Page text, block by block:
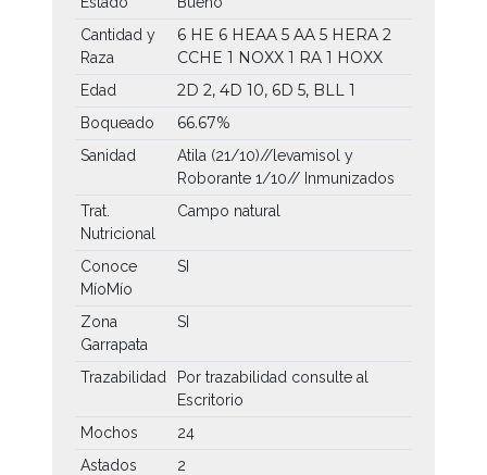
Cantidad y
Raza
6 HE 6 HEAA 5 AA 5 HERA 2
CCHE 1 NOXX 1 RA 1 HOXX
Edad 2D 2, 4D 10, 6D 5, BLL 1
Boqueado 66.67%
Sanidad
Atila (21/10)//levamisol y
Roborante 1/10// Inmunizados
Trat.
Nutricional
Campo natural
Conoce
MíoMío
SI
Zona
Garrapata
SI
Trazabilidad
Por trazabilidad consulte al
Escritorio
Mochos
24
Astados
2